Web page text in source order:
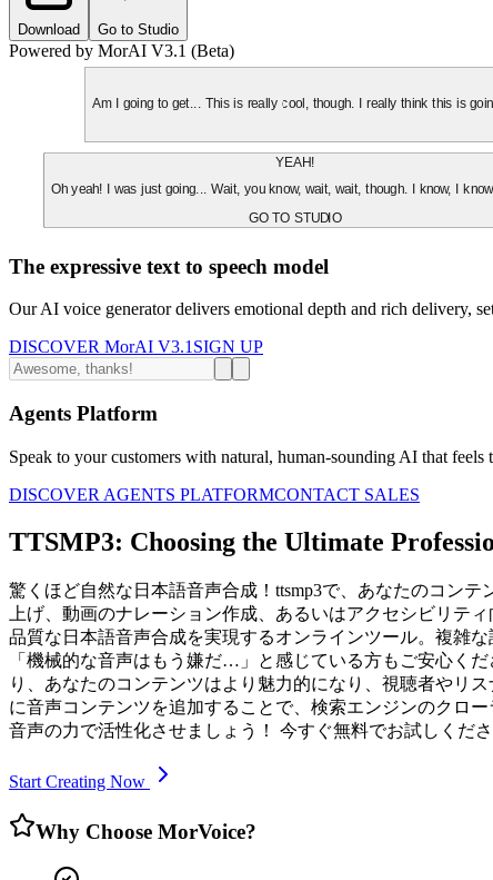
Download Go to Studio
Powered by MorAI V3.1 (Beta)
Am I going to get... This is really cool, though. I really think this is
YEAH!
Oh yeah! I was just going... Wait, you know, wait, wait, though. I know, I
GO TO STUDIO
The expressive text to speech model
Our AI voice generator delivers emotional depth and rich delivery,
DISCOVER MorAI V3.1 SIGN UP
Agents Platform
Speak to your customers with natural, human-sounding AI that feels
DISCOVER AGENTS PLATFORMCONTACT SALES
TTSMP3: Choosing the Ultimate
驚くほど自然な日本語音声合成！ttsmp3で、あなたのコン
上げ、動画のナレーション作成、あるいはアクセシビリテ
品質な日本語音声合成を実現するオンラインツール。複雑
「機械的な音声はもう嫌だ…」と感じている方もご安心く
り、あなたのコンテンツはより魅力的になり、視聴者やリ
に音声コンテンツを追加することで、検索エンジンのクロ
音声の力で活性化させましょう！ 今すぐ無料でお試しくださ
Start Creating Now
Why Choose MorVoice?